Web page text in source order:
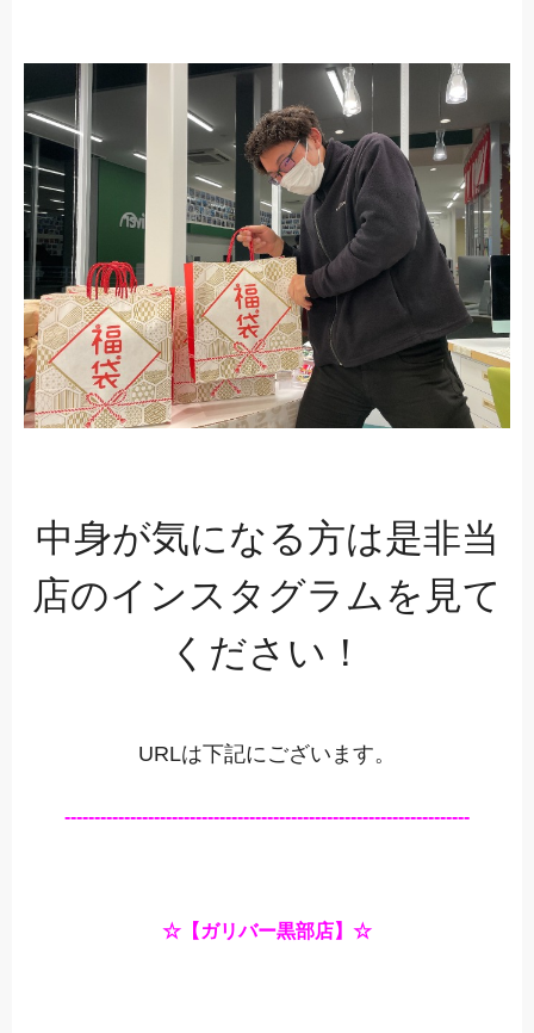
中身が気になる方は是非当
店のインスタグラムを見て
ください！
URLは下記にございます。
--------------------------------------------------------------------
☆【ガリバー黒部店】☆